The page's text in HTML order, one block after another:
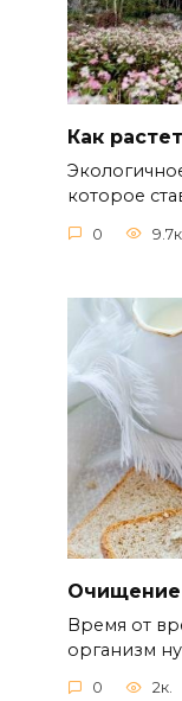
Как
которое
0 9.7к.
Очищение
Время от
организм
0 2к.